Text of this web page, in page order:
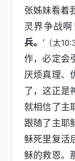
张姊妹看着
灵界争战啊
兵。 ’（太
作，必定会
厌烦真理、
了，这正是
就相信了主
跟随了主耶
稣死里复活
稣的救恩。